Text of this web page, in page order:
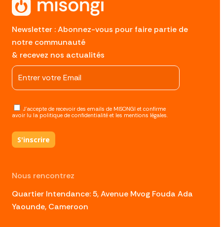
Newsletter : Abonnez-vous pour faire partie de
notre communauté
& recevez nos actualités
J'accepte de recevoir des emails de MISONGI et confirme
avoir lu la politique de confidentialité et les mentions légales.
S'inscrire
Nous rencontrez
Quartier Intendance: 5, Avenue Mvog Fouda Ada
Yaounde, Cameroon